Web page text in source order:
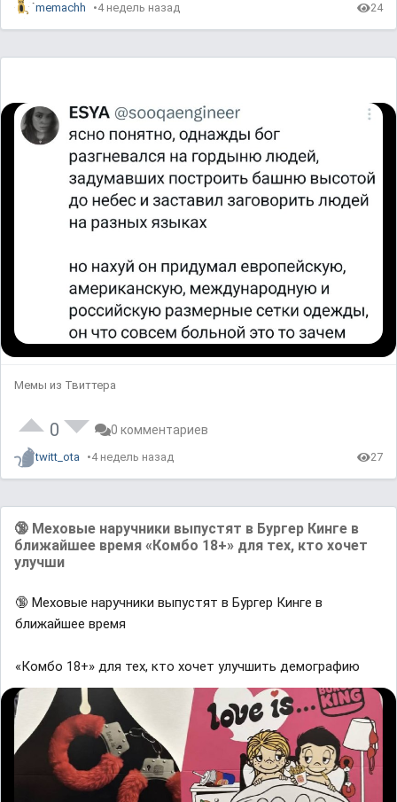
memachh 4 недель назад 24
Мемы из Твиттера
0 0 комментариев
twitt_ota 4 недель назад 27
🔞 Меховые наручники выпустят в Бургер Кинге в
ближайшее время «Комбо 18+» для тех, кто хочет
улучши
🔞 Меховые наручники выпустят в Бургер Кинге в
ближайшее время
«Комбо 18+» для тех, кто хочет улучшить демографию